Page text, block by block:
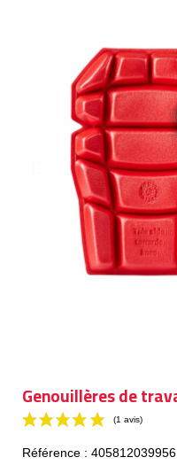
Genouillères de
Référence : 405812039956